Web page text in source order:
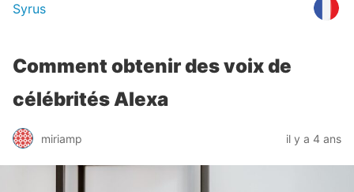
Syrus
Comment obtenir des voix de
célébrités Alexa
miriamp il y a 4 ans